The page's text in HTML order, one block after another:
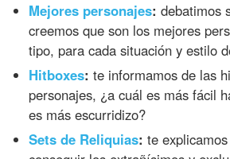
Mejores personajes: debatimos
creemos que son los mejores
tipo, para cada situación y estilo
Hitboxes: te informamos de las
personajes, ¿a cuál es más fácil
es más escurridizo?
Sets de Reliquias: te